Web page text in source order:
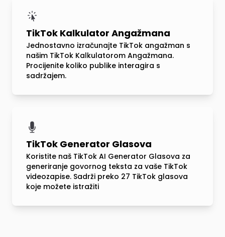
TikTok Kalkulator Angažmana
Jednostavno izračunajte TikTok angažman s
našim TikTok Kalkulatorom Angažmana.
Procijenite koliko publike interagira s
sadržajem.
TikTok Generator Glasova
Koristite naš TikTok AI Generator Glasova za
generiranje govornog teksta za vaše TikTok
videozapise. Sadrži preko 27 TikTok glasova
koje možete istražiti